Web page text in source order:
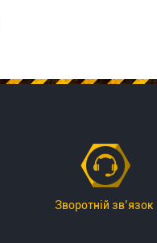
Зворотній зв’язок